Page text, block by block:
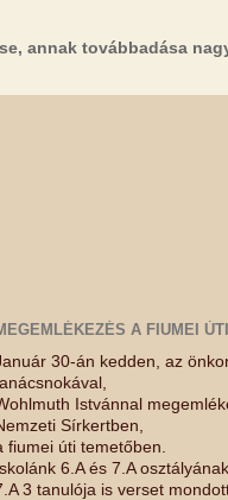
annak továbbadása
A FIUMEI
30-án kedden, az
Istvánnal
Sírkertben,
fiumei úti temetőben.
6.A és 7.A
3 tanulója is verset